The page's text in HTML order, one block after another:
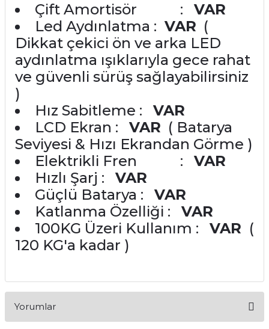
Çift Amortisör :
VAR
Led Aydınlatma : VAR (
Dikkat çekici ön ve arka LED
aydınlatma ışıklarıyla gece rahat
ve güvenli sürüş sağlayabilirsiniz
)
Hız Sabitleme :
VAR
LCD Ekran :
VAR ( Batarya
Seviyesi & Hızı Ekrandan Görme )
Elektrikli Fren :
VAR
Hızlı Şarj :
VAR
Güçlü Batarya :
VAR
Katlanma Özelliği :
VAR
100KG Üzeri Kullanım :
VAR (
120 KG'a kadar )
Yorumlar